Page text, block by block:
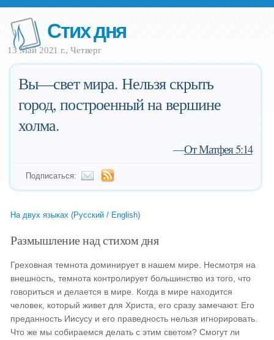
Стих дня
13 Май 2021 г., Четверг
Вы—свет мира. Нельзя скрыть
город, построенный на вершине
холма.
—От Матфея 5:14
Подписаться:
На двух языках (Русский / English)
Размышление над стихом дня
Греховная темнота доминирует в нашем мире. Несмотря на
внешность, темнота контролирует большинство из того, что
говориться и делается в мире. Когда в мире находится
человек, который живет для Христа, его сразу замечают. Его
преданность Иисусу и его праведность нельзя игнорировать.
Что же мы собираемся делать с этим светом? Смогут ли